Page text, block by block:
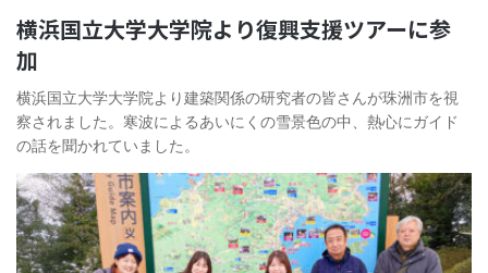
横浜国立大学大学院より復興支援ツアーに参
加
横浜国立大学大学院より建築関係の研究者の皆さんが珠洲市を視
察されました。寒波によるあいにくの雪景色の中、熱心にガイド
の話を聞かれていました。